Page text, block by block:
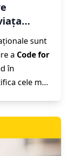
sunt
a Code for
în
cele mai
viața
cercetare